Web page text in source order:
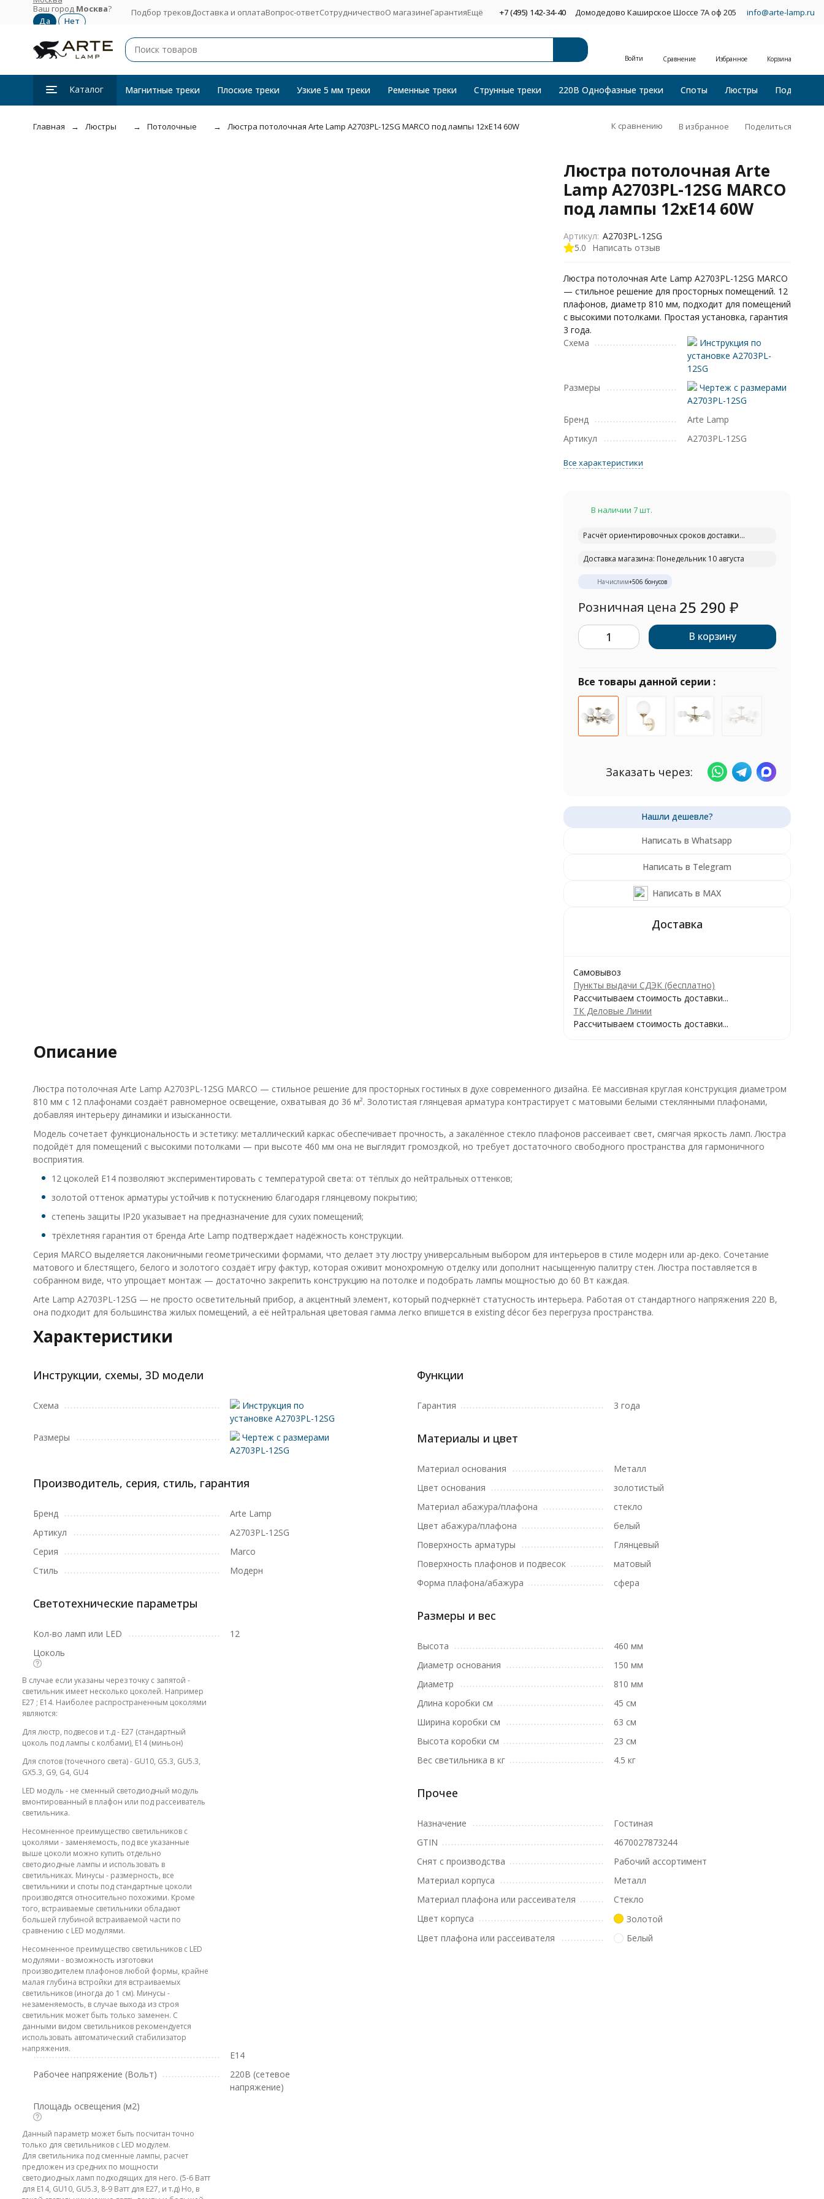
Ваш город Москва? Подбор трековДоставка и оплатаВопрос-ответСотрудничествоО магазинеГарантияЕщё +7 (495) 142-34-40 Домодедово Каширское Шоссе 7А оф 205 info@arte-lamp.ru
Войти Сравнение Избранное Корзина
Каталог Магнитные треки Плоские треки Узкие 5 мм треки Ременные треки Струнные треки 220В Однофазные треки Споты Люстры Подвесные
Главная Люстры Потолочные Люстра потолочная Arte Lamp A2703PL-12SG MARCO под лампы 12xE14 60W К сравнению В избранное Поделиться
Люстра потолочная Arte
Lamp A2703PL-12SG MARCO
под лампы 12xE14 60W
5.0 Написать отзыв
Артикул: A2703PL-12SG
Люстра потолочная Arte Lamp A2703PL-12SG MARCO
— стильное решение для просторных помещений. 12
плафонов, диаметр 810 мм, подходит для помещений
с высокими потолками. Простая установка, гарантия
3 года.
Схема
Инструкция по
установке A2703PL-
12SG
Размеры
Чертеж с размерами
A2703PL-12SG
Бренд
Arte Lamp
Артикул
A2703PL-12SG
Все характеристики
В наличии 7 шт.
Расчёт ориентировочных сроков доставки...
Доставка магазина: Понедельник 10 августа
Начислим+506 бонусов
Розничная цена 25 290₽
В корзину
Все товары данной серии :
Заказать через:
Написать в Whatsapp
Написать в Telegram
Написать в MAX
Самовывоз
Пункты выдачи СДЭК (бесплатно)
Рассчитываем стоимость доставки...
ТК Деловые Линии
Рассчитываем стоимость доставки...
Описание
Люстра потолочная Arte Lamp A2703PL-12SG MARCO — стильное решение для просторных гостиных в духе современного дизайна. Её массивная круглая конструкция диаметром
810 мм с 12 плафонами создаёт равномерное освещение, охватывая до 36 м². Золотистая глянцевая арматура контрастирует с матовыми белыми стеклянными плафонами,
добавляя интерьеру динамики и изысканности.
Модель сочетает функциональность и эстетику: металлический каркас обеспечивает прочность, а закалённое стекло плафонов рассеивает свет, смягчая яркость ламп. Люстра
подойдёт для помещений с высокими потолками — при высоте 460 мм она не выглядит громоздкой, но требует достаточного свободного пространства для гармоничного
восприятия.
12 цоколей E14 позволяют экспериментировать с температурой света: от тёплых до нейтральных оттенков;
золотой оттенок арматуры устойчив к потускнению благодаря глянцевому покрытию;
степень защиты IP20 указывает на предназначение для сухих помещений;
трёхлетняя гарантия от бренда Arte Lamp подтверждает надёжность конструкции.
Серия MARCO выделяется лаконичными геометрическими формами, что делает эту люстру универсальным выбором для интерьеров в стиле модерн или ар-деко. Сочетание
матового и блестящего, белого и золотого создаёт игру фактур, которая оживит монохромную отделку или дополнит насыщенную палитру стен. Люстра поставляется в
собранном виде, что упрощает монтаж — достаточно закрепить конструкцию на потолке и подобрать лампы мощностью до 60 Вт каждая.
Arte Lamp A2703PL-12SG — не просто осветительный прибор, а акцентный элемент, который подчеркнёт статусность интерьера. Работая от стандартного напряжения 220 В,
она подходит для большинства жилых помещений, а её нейтральная цветовая гамма легко впишется в existing décor без перегруза пространства.
Характеристики
Инструкции, схемы, 3D модели
Схема
Инструкция по
установке A2703PL-12SG
Размеры
Чертеж с размерами
A2703PL-12SG
Производитель, серия, стиль, гарантия
Бренд
Arte Lamp
Артикул
A2703PL-12SG
Серия
Marco
Стиль
Модерн
Светотехнические параметры
Кол-во ламп или LED
12
Цоколь
В случае если указаны через точку с запятой -
светильник имеет несколько цоколей. Например
E27 ; E14. Наиболее распространенным цоколями
являются:
Для люстр, подвесов и т.д - E27 (стандартный
цоколь под лампы с колбами), E14 (миньон)
Для спотов (точечного света) - GU10, G5.3, GU5.3,
GX5.3, G9, G4, GU4
LED модуль - не сменный светодиодный модуль
вмонтированный в плафон или под рассеиватель
светильника.
Несомненное преимущество светильников с
цоколями - заменяемость, под все указанные
выше цоколи можно купить отдельно
светодиодные лампы и использовать в
светильниках. Минусы - размерность, все
светильники и споты под стандартные цоколи
производятся относительно похожими. Кроме
того, встраиваемые светильники обладают
большей глубиной встраиваемой части по
сравнению с LED модулями.
Несомненное преимущество светильников с LED
модулями - возможность изготовки
производителем плафонов любой формы, крайне
малая глубина встройки для встраиваемых
светильников (иногда до 1 см). Минусы -
незаменяемость, в случае выхода из строя
светильник может быть только заменен. С
данными видом светильников рекомендуется
использовать автоматический стабилизатор
напряжения.
E14
Рабочее напряжение (Вольт)
220В (сетевое
напряжение)
Площадь освещения (м2)
Данный параметр может быть посчитан точно
только для светильников с LED модулем.
Для светильника под сменные лампы, расчет
предложен из средних по мощности
светодиодных ламп подходящих для него. (5-6 Ватт
для E14, GU10, GU5.3, 8-9 Ватт для E27, и т.д) Но, в
Функции
Гарантия 3 года
Материалы и цвет
Материал основания
Металл
Цвет основания
золотистый
Материал абажура/плафона
стекло
Цвет абажура/плафона
белый
Поверхность арматуры
Глянцевый
Поверхность плафонов и подвесок
матовый
Форма плафона/абажура
сфера
Размеры и вес
Высота
460 мм
Диаметр основания
150 мм
Диаметр
810 мм
Длина коробки см
45 см
Ширина коробки см
63 см
Высота коробки см
23 см
Вес светильника в кг
4.5 кг
Прочее
Назначение
Гостиная
GTIN
4670027873244
Снят с производства
Рабочий ассортимент
Материал корпуса
Металл
Материал плафона или рассеивателя
Стекло
Цвет корпуса
Золотой
Цвет плафона или рассеивателя
Белый